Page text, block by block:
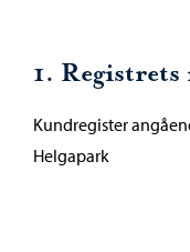
1.
Kundregister
Helgapark